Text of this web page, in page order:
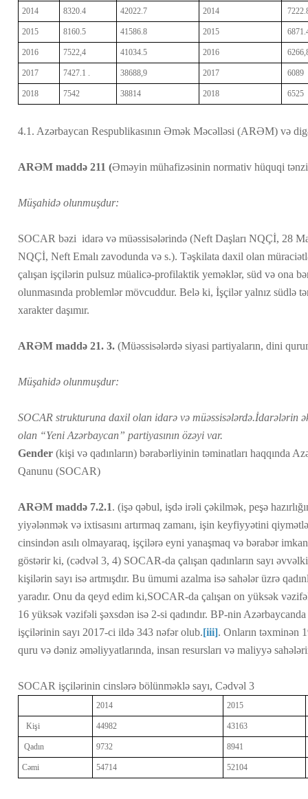
2014 8320.4 42022.7 2014
2015 8160.5 41586.8 2015
2016 7522,4 41034.5 2016
2017 7427.1 . 38688,9 2017 6089
2018 7542 38814 2018 6525
4.1. Azərbaycan Respublikasının Əmək Məcəlləsi (ARƏM) və
ARƏM maddə 211 (Əməyin mühafizəsinin normativ hüquqi
Müşahidə olunmuşdur:
SOCAR bəzi idarə və müəssisələrində (Neft Daşları NQÇİ, 28
NQÇİ, Neft Emalı zavodunda və s.). Təşkilata daxil olan
çalışan işçilərin pulsuz müalicə-profilaktik yeməklər, süd və ona
olunmasında problemlər mövcuddur. Belə ki, İşçilər yalnız südlə
xarakter daşımır.
ARƏM maddə 21. 3. (Müəssisələrdə siyasi partiyaların, dini
Müşahidə olunmuşdur:
SOCAR strukturuna daxil olan idarə və müəssisələrdə.İdarələrin
olan “Yeni Azərbaycan” partiyasının özəyi var.
Gender (kişi və qadınların) bərabərliyinin təminatları haqqında
Qanunu (SOCAR)
ARƏM maddə 7.2.1. (işə qəbul, işdə irəli çəkilmək, peşə
yiyələnmək və ixtisasını artırmaq zamanı, işin keyfiyyətini
cinsindən asılı olmayaraq, işçilərə eyni yanaşmaq və bərabər
göstərir ki, (cədvəl 3, 4) SOCAR-da çalışan qadınların sayı
kişilərin sayı isə artmışdır. Bu ümumi azalma isə sahələr üzrə
yaradır. Onu da qeyd edim ki,SOCAR-da çalışan on yüksək
16 yüksək vəzifəli şəxsdən isə 2-si qadındır. BP-nin
işçilərinin sayı 2017-ci ildə 343 nəfər olub.[iii]. Onların təxminən
quru və dəniz əməliyyatlarında, insan resursları və maliyyə
SOCAR işçilərinin cinslərə bölünməklə sayı, Cədvəl 3
2014 2015
Kişi 44982 43163
Qadın 9732 8941
Cəmi 54714 52104